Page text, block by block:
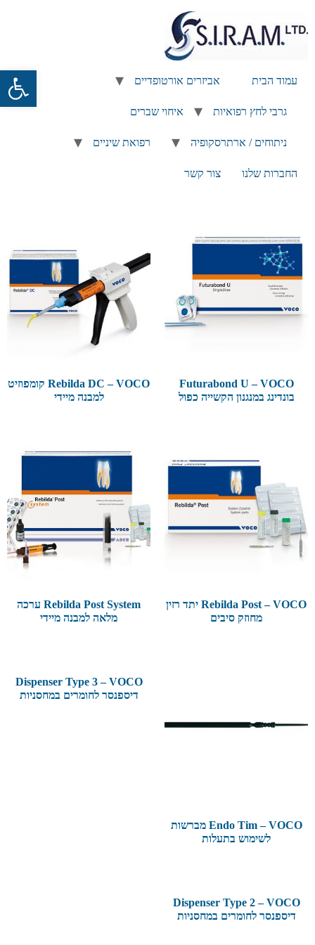
עמוד הבית אביזרים אורטופדיים
גרבי לחץ רפואיות איחוי שברים
ניתוחים / ארתרסקופיה רפואת שיניים
החברות שלנו צור קשר
Futurabond U – VOCO
בונדינג במנגנון הקשייה כפול
Rebilda DC – VOCO קומפוזיט
למבנה מיידי
Rebilda Post – VOCO יתד רזין
מחוזק סיבים
Rebilda Post System ערכה
מלאה למבנה מיידי
Endo Tim – VOCO מברשות
לשימוש בתעלות
Dispenser Type 3 – VOCO
דיספנסר לחומרים במחסניות
Dispenser Type 2 – VOCO
דיספנסר לחומרים במחסניות